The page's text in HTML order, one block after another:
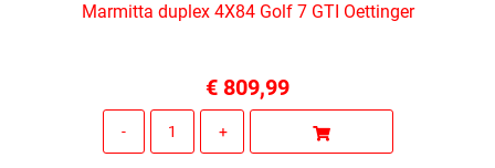
Marmitta duplex 4X84 Golf 7 GTI Oettinger
€ 809,99